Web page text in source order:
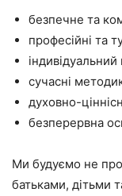
безпечне та
професійні та
сучасні
духовно-
безперервна
Ми будуємо не
батьками, дітьми